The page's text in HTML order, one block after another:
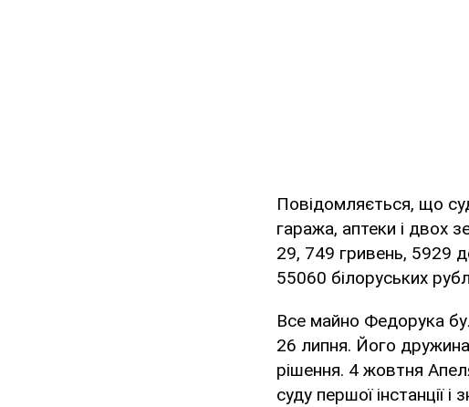
Повідомляється, що
гаража, аптеки і двох
29, 749 гривень, 5929
55060 білоруських
Все майно Федорука
26 липня. Його
рішення. 4 жовтня
суду першої інстанції